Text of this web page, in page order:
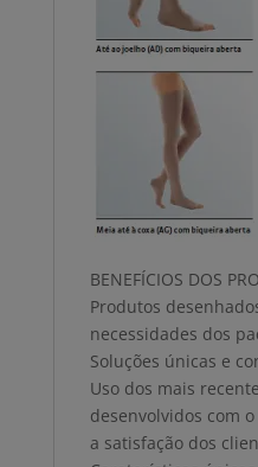
BENEFÍCIOS DOS
Produtos
necessidades dos
Soluções únicas e
Uso dos mais
desenvolvidos com
a satisfação dos